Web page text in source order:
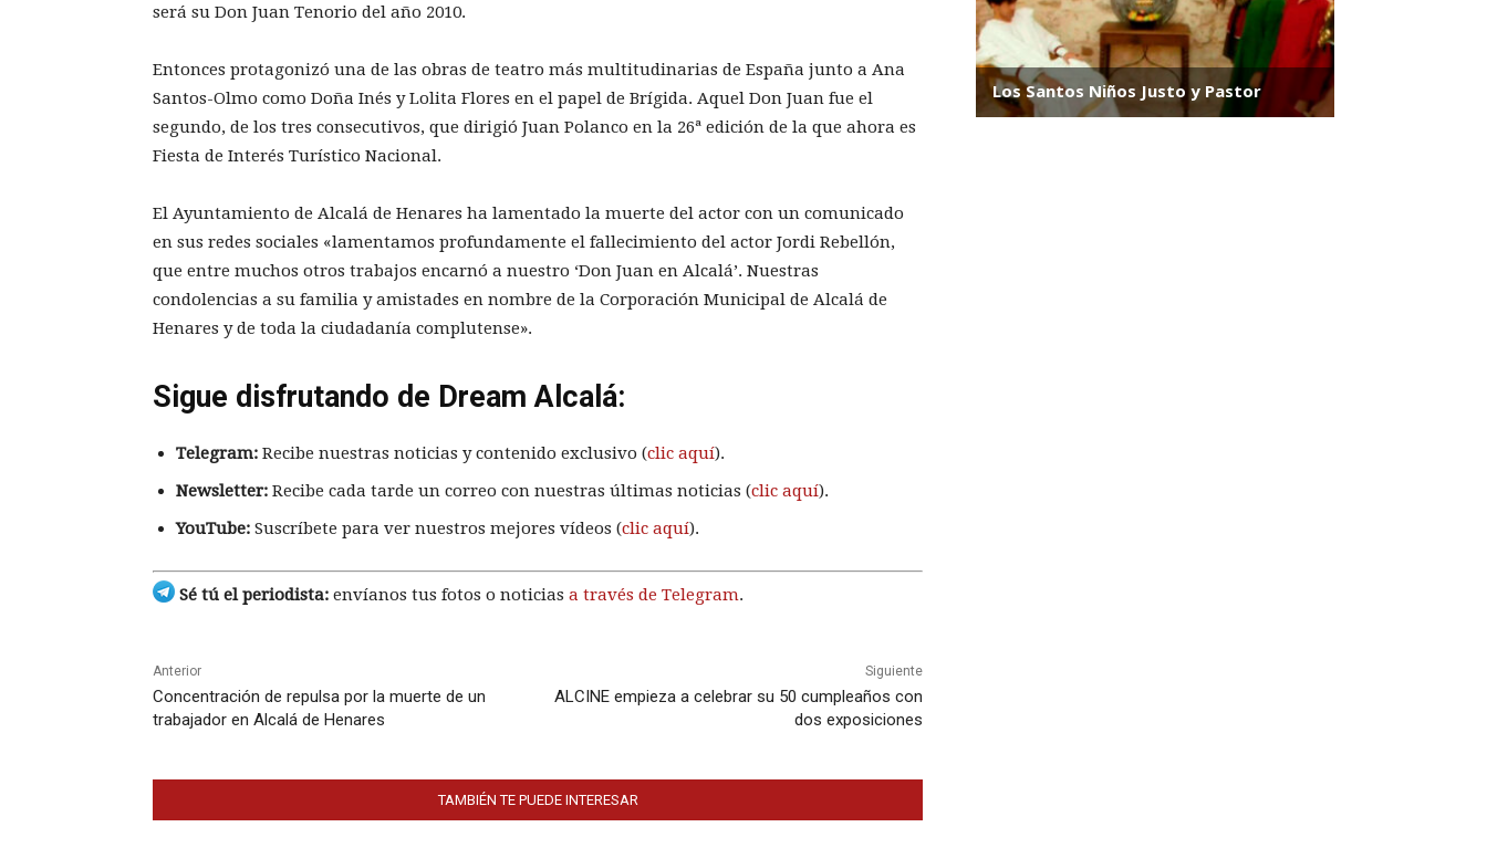
será su Don Juan Tenorio del año 2010.
Entonces protagonizó una de las obras de teatro más multitudinarias de España junto a Ana
Santos-Olmo como Doña Inés y Lolita Flores en el papel de Brígida. Aquel Don Juan fue el
segundo, de los tres consecutivos, que dirigió Juan Polanco en la 26ª edición de la que ahora es
Fiesta de Interés Turístico Nacional.
El Ayuntamiento de Alcalá de Henares ha lamentado la muerte del actor con un comunicado
en sus redes sociales «lamentamos profundamente el fallecimiento del actor Jordi Rebellón,
que entre muchos otros trabajos encarnó a nuestro ‘Don Juan en Alcalá’. Nuestras
condolencias a su familia y amistades en nombre de la Corporación Municipal de Alcalá de
Henares y de toda la ciudadanía complutense».
Sigue disfrutando de Dream Alcalá:
Telegram: Recibe nuestras noticias y contenido exclusivo (clic aquí).
Newsletter: Recibe cada tarde un correo con nuestras últimas noticias (clic aquí).
YouTube: Suscríbete para ver nuestros mejores vídeos (clic aquí).
Sé tú el periodista: envíanos tus fotos o noticias a través de Telegram.
Anterior
Concentración de repulsa por la muerte de un
trabajador en Alcalá de Henares
Siguiente
ALCINE empieza a celebrar su 50 cumpleaños con
dos exposiciones
TAMBIÉN TE PUEDE INTERESAR